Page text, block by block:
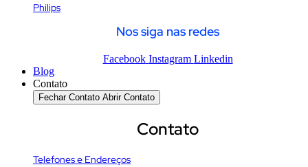
Philips
Nos siga nas redes
Facebook Instagram Linkedin
Blog
Contato
Fechar Contato Abrir Contato
Contato
Telefones e Endereços